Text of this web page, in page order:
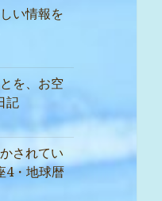
展
い情報を
を、お空
記
されてい
4・地球暦